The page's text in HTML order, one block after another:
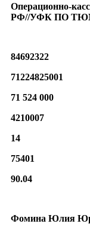
Операционно-
РФ//УФК ПО
84692322
71224825001
71 524 000
4210007
14
75401
90.04
Фомина Юлия